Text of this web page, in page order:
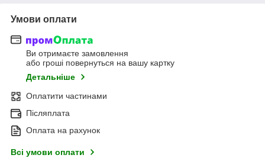
Умови оплати
Ви отримаєте замовлення
або гроші повернуться на вашу картку
Детальніше
Оплатити частинами
Післяплата
Оплата на рахунок
Всі умови оплати